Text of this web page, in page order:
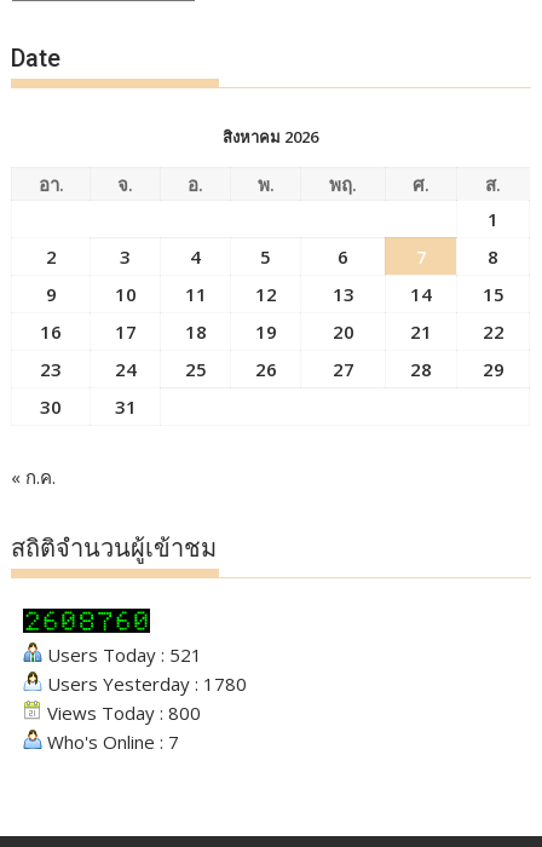
Date
สิงหาคม 2026
อา. จ. อ. พ. พฤ. ศ.
ส.
1
2
3 4 5 6 7
8
9
10 11 12 13 14
15
16
17 18 19 20 21
22
23
24 25 26 27 28
29
30
31
« ก.ค.
สถิติจำนวนผู้เข้าชม
Users Today : 521
Users Yesterday : 1780
Views Today : 800
Who's Online : 7